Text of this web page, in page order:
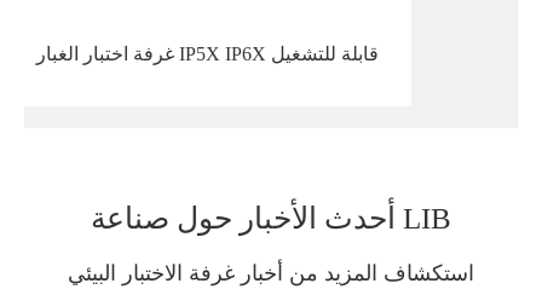
غرفة اختبار الغبار IP5X IP6X قابلة للتشغيل
أحدث الأخبار حول صناعة LIB
استكشاف المزيد من أخبار غرفة الاختبار البيئي